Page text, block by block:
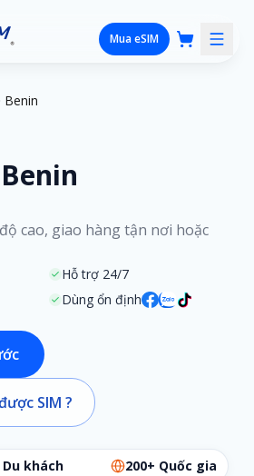
Mua eSIM
Benin
cao, giao hàng tận nơi hoặc
Hỗ trợ 24/7
Dùng ổn định
SIM ?
Du khách 200+ Quốc gia